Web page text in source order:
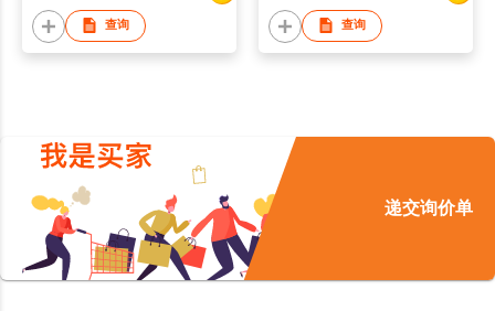
查询 查询
递交询价单